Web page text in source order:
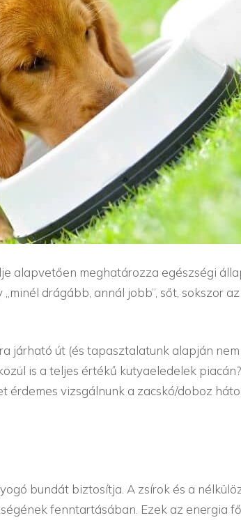
alapvetően meghatározza egészségi
drágább, annál jobb”, sőt, sokszor
járható út (és tapasztalatunk alapján
is a teljes értékű kutyaeledelek
érdemes vizsgálnunk a zacskó/doboz
bundát biztosítja. A zsírok és a
fenntartásában. Ezek az energia